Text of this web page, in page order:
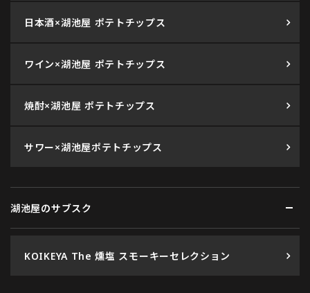
日本酒×湖池屋 ポテトチップス
ワイン×湖池屋 ポテトチップス
焼酎×湖池屋 ポテトチップス
サワー×湖池屋ポテトチップス
湖池屋のサブスク
KOIKEYA The 燻塩 スモーキーセレクション